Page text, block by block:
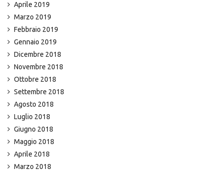
Aprile 2019
Marzo 2019
Febbraio 2019
Gennaio 2019
Dicembre 2018
Novembre 2018
Ottobre 2018
Settembre 2018
Agosto 2018
Luglio 2018
Giugno 2018
Maggio 2018
Aprile 2018
Marzo 2018